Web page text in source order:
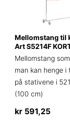
Mellomstang til
Art S5214F
Mellomstang
man kan henge i
på stativene i
(100 cm)
kr 591,25